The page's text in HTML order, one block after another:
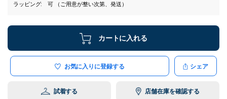
ラッピング
可 （ご用意が整い次第、発送）
カートに入れる
お気に入りに登録する シェア
試着する 店舗在庫を確認する